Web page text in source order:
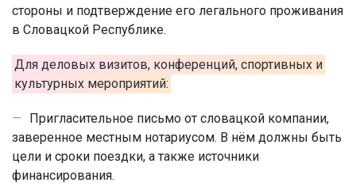
стороны и подтверждение его легального проживания
в Словацкой Республике.
Для деловых визитов, конференций, спортивных и
культурных мероприятий:
Пригласительное письмо от словацкой компании,
заверенное местным нотариусом. В нём должны быть
цели и сроки поездки, а также источники
финансирования.